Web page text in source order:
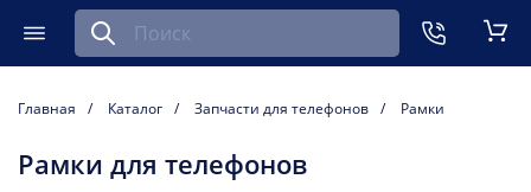
Меню
Найти запчасть для мобильного устройства
Главная Каталог Запчасти для телефонов Рамки
Рамки для телефонов